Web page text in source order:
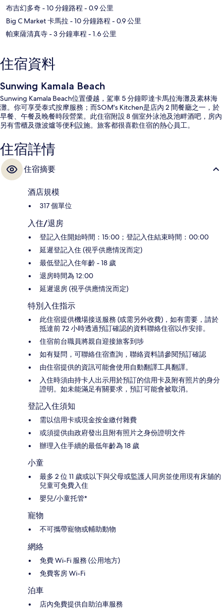
布吉幻多奇- 10 分鐘路程 - 0.9 公里
Big C Market 卡馬拉 - 10 分鐘路程 - 0.9 公里
帕東薩清真寺- 3 分鐘車程 - 1.6 公里
住宿資料
Sunwing Kamala Beach
Sunwing Kamala Beach位置優越，駕車 5 分鐘即達卡馬拉海灘及素林海
灘。你可享受泰式按摩服務；而SOM's Kitchen是店內 2 間餐廳之一，於
早餐、午餐及晚餐時段營業。此住宿附設 8 個室外泳池及池畔酒吧，房內
另有雪櫃及微波爐等便利設施。旅客都很喜歡住宿的熱心員工。
住宿詳情
住宿摘要
酒店規模
317 個單位
入住/退房
登記入住開始時間：15:00；登記入住結束時間：00:00
延遲登記入住 (視乎供應情況而定)
最低登記入住年齡 - 18 歲
退房時間為 12:00
延遲退房 (視乎供應情況而定)
特別入住指示
此住宿提供機場接送服務 (或需另外收費)，如有需要，請於
抵達前 72 小時透過預訂確認的資料聯絡住宿以作安排。
住宿前台職員將親自迎接旅客到埗
如有疑問，可聯絡住宿查詢，聯絡資料請參閱預訂確認
由住宿提供的資訊可能會使用自動翻譯工具翻譯。
入住時須由持卡人出示用於預訂的信用卡及附有照片的身分
證明。如未能滿足有關要求，預訂可能會被取消。
登記入住須知
需以信用卡或現金按金繳付雜費
或須提供由政府發出且附有照片之身份證明文件
辦理入住手續的最低年齡為 18 歲
小童
最多 2 位 11 歲或以下與父母或監護人同房並使用現有床舖的
兒童可免費入住
嬰兒/小童托管*
寵物
不可攜帶寵物或輔助動物
網絡
免費 Wi-Fi 服務 (公用地方)
免費客房 Wi-Fi
泊車
店內免費提供自助泊車服務